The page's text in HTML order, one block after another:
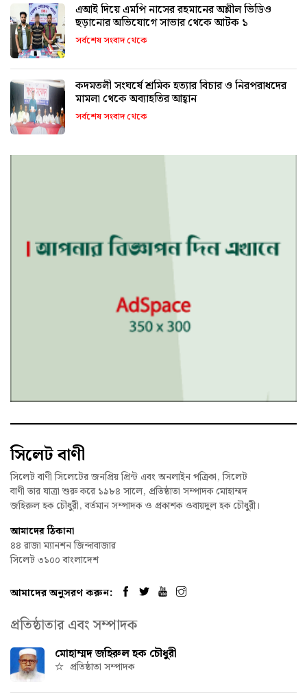
এআই দিয়ে এমপি নাসের রহমানের অশ্লীল ভিডিও
ছড়ানোর অভিযোগে সাভার থেকে আটক ১
সর্বশেষ সংবাদ থেকে
কদমতলী সংঘর্ষে শ্রমিক হত্যার বিচার ও নিরপরাধদের
মামলা থেকে অব্যাহতির আহ্বান
সর্বশেষ সংবাদ থেকে
সিলেট বাণী
সিলেট বাণী সিলেটের জনপ্রিয় প্রিন্ট এবং অনলাইন পত্রিকা, সিলেট
বাণী তার যাত্রা শুরু করে ১৯৮৪ সালে, প্রতিষ্ঠাতা সম্পাদক মোহাম্মদ
জহিরুল হক চৌধুরী, বর্তমান সম্পাদক ও প্রকাশক ওবায়দুল হক চৌধুরী।
আমাদের ঠিকানা
৪৪ রাজা ম্যানশন জিন্দাবাজার
সিলেট ৩১০০ বাংলাদেশ
আমাদের অনুসরণ করুন:
প্রতিষ্ঠাতার এবং সম্পাদক
মোহাম্মদ জহিরুল হক চৌধুরী
প্রতিষ্ঠাতা সম্পাদক